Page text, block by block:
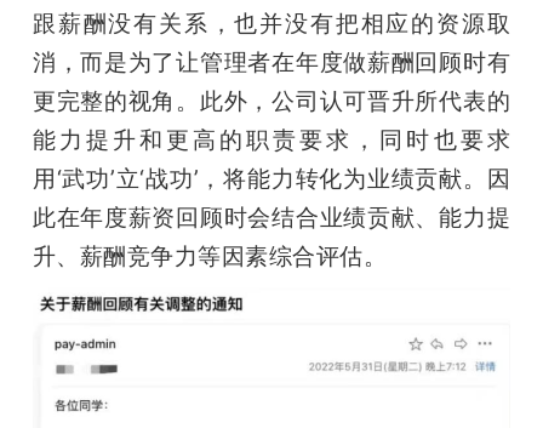
GAIR
专
爱
搞
机
跟薪酬没有关系，也并没有把相应的资源取
消，而是为了让管理者在年度做薪酬回顾时有
更完整的视角。此外，公司认可晋升所代表的
能力提升和更高的职责要求，同时也要求
用‘武功’立‘战功’，将能力转化为业绩贡献。因
此在年度薪资回顾时会结合业绩贡献、能力提
升、薪酬竞争力等因素综合评估。